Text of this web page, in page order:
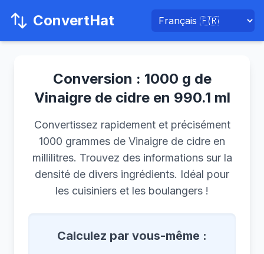
ConvertHat
Conversion : 1000 g de
Vinaigre de cidre en 990.1 ml
Convertissez rapidement et précisément
1000 grammes de Vinaigre de cidre en
millilitres. Trouvez des informations sur la
densité de divers ingrédients. Idéal pour
les cuisiniers et les boulangers !
Calculez par vous-même :